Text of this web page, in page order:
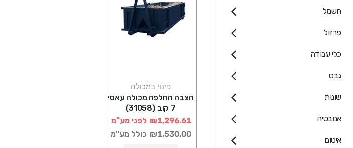
חשמל
פרזול
כלי עבודה
גבס
שונות
אמבטיה
איטום
פינוי במכולה
הצבה החלפה מכולה עאסי
7 קוב (31058)
₪1,296.61 לפני מע"מ
₪1,530.00 כולל מע"מ